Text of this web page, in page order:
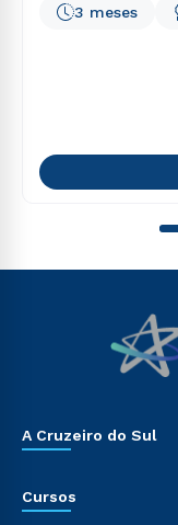
3 meses
A Cruzeiro do Sul
Cursos